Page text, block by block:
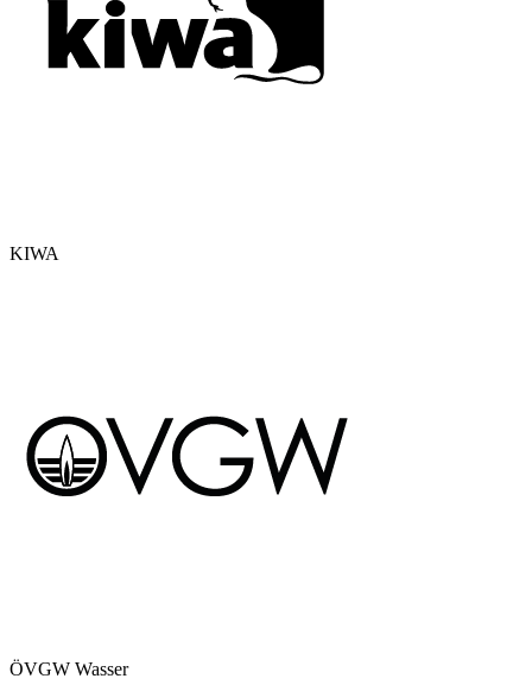
KIWA
ÖVGW Wasser